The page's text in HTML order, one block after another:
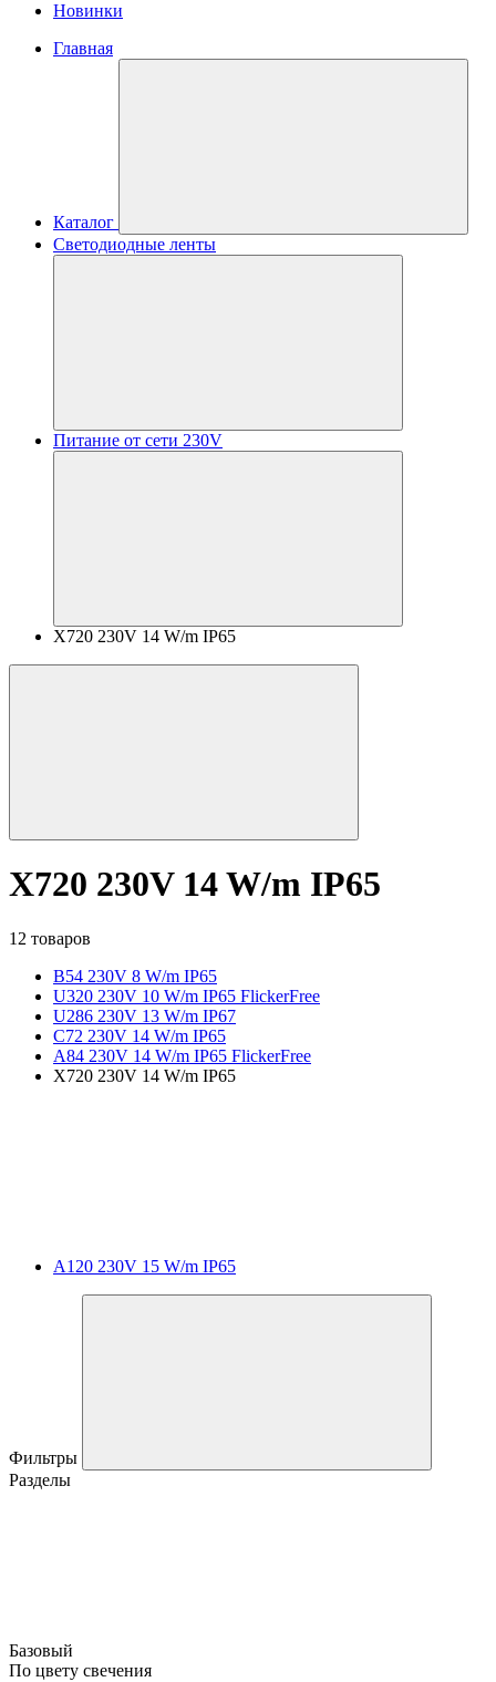
Новинки
Главная
Каталог
Светодиодные ленты
Питание от сети 230V
X720 230V 14 W/m IP65
X720 230V 14 W/m IP65
12 товаров
B54 230V 8 W/m IP65
U320 230V 10 W/m IP65 FlickerFree
U286 230V 13 W/m IP67
C72 230V 14 W/m IP65
A84 230V 14 W/m IP65 FlickerFree
X720 230V 14 W/m IP65
A120 230V 15 W/m IP65
Фильтры
Разделы
Базовый
По цвету свечения